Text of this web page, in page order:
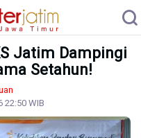
Jatim Dampingi
Setahun!
22:50 WIB